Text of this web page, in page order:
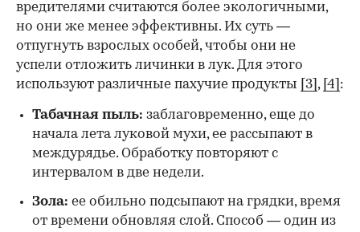
вредителями считаются более экологичными,
но они же менее эффективны. Их суть —
отпугнуть взрослых особей, чтобы они не
успели отложить личинки в лук. Для этого
используют различные пахучие продукты
[3] , [4] :
Табачная пыль: заблаговременно, еще до
начала лета луковой мухи, ее рассыпают в
междурядье. Обработку повторяют с
интервалом в две недели.
Зола: ее обильно подсыпают на грядки, время
от времени обновляя слой. Способ — один из